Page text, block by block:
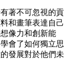
著不可忽視的貢
和畫筆表達自己
像力和創新能
會了如何獨立思
發展對於他們未